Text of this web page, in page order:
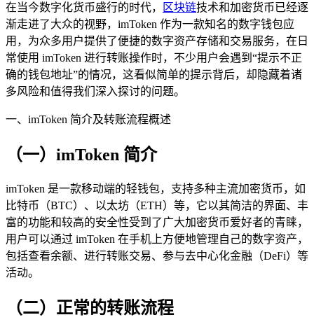
在当今数字化货币盛行的时代， 区块链技术和加密货币已经逐
渐走进了大众的视野，imToken 作为一款知名的数字钱包应
用，为众多用户提供了便捷的数字资产存储和交易服务，在日
常使用 imToken 进行转账操作时，不少用户会遇到“提示不正
确的钱包地址”的情况，这看似简单的提示背后，却隐藏着诸
多风险和值得我们深入探讨的问题。
一、imToken 简介及转账流程概述
（一）imToken 简介
imToken 是一款移动端的轻钱包，支持多种主流加密货币，如
比特币（BTC）、以太坊（ETH）等，它以其简洁的界面、丰
富的功能和较高的安全性受到了广大加密货币爱好者的青睐，
用户可以通过 imToken 在手机上方便地管理自己的数字资产，
包括查看余额、进行转账交易、参与去中心化金融（DeFi）等
活动。
（二）正常的转账流程